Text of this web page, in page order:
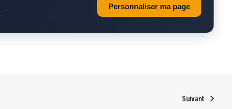
Personnaliser ma page
Suivant